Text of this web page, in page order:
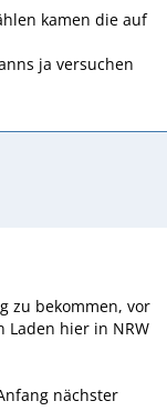
kamen die auf
ja versuchen
zu bekommen, vor
Laden hier in NRW
nächster